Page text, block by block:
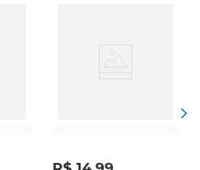
ingredientes selecionados, o